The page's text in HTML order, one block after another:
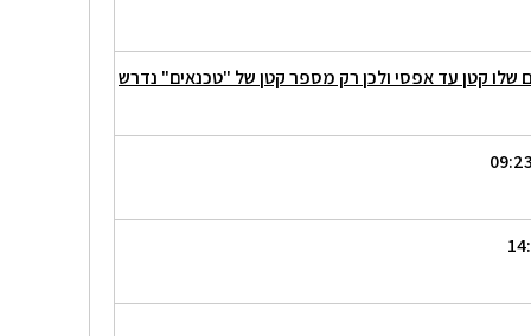
שלו קטן עד אפסי ולכן רק מספר קטן של "טכנאים" נדרש